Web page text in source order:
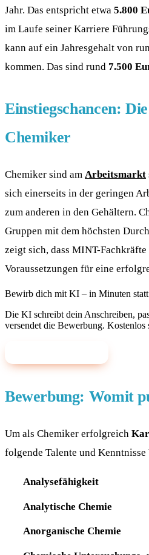
Jahr. Das entspricht etwa 5.800
im Laufe seiner Karriere
kann auf ein Jahresgehalt von
kommen. Das sind rund 7.500
Einstiegschancen:
Chemiker
Chemiker sind am Arbeitsmarkt
sich einerseits in der geringen
zum anderen in den Gehältern.
Gruppen mit dem höchsten
zeigt sich, dass MINT-Fachkräfte
Voraussetzungen für eine
Bewirb dich mit KI – in Minuten statt
Die KI schreibt dein Anschreiben,
versendet die Bewerbung. Kostenlos
Bewerbung: Womit
Um als Chemiker erfolgreich
folgende Talente und Kenntnisse
Analysefähigkeit
Analytische Chemie
Anorganische Chemie